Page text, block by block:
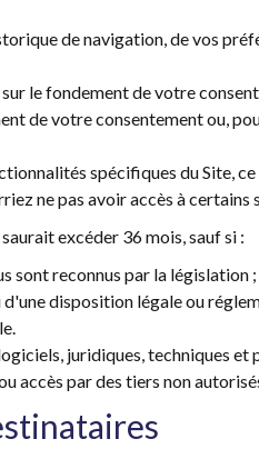
de navigation, de vos
le fondement de votre
de votre consentement ou,
spécifiques du Site,
ne pas avoir accès à
excéder 36 mois, sauf si :
sont reconnus par la législation ;
disposition légale ou
juridiques, techniques
accès par des tiers non